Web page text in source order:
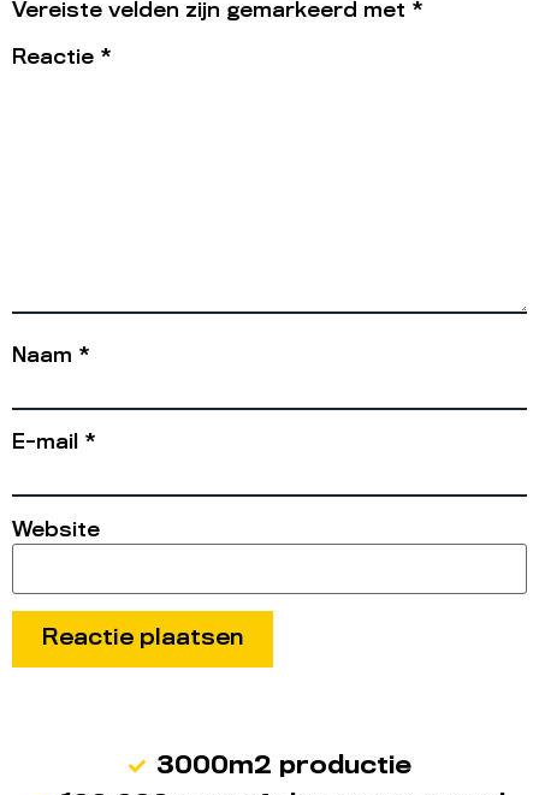
Vereiste velden zijn gemarkeerd met *
Reactie *
Naam *
E-mail *
Website
3000m2 productie